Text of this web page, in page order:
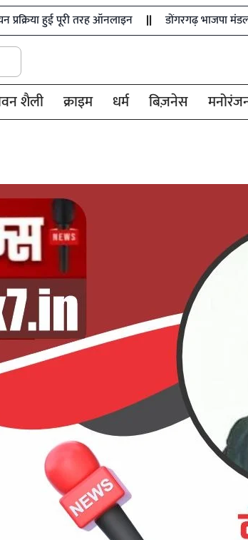
तरह ऑनलाइन डोंगरगढ़ भाजपा मंडल भंग, पांच
शैली क्राइम धर्म बिज़नेस